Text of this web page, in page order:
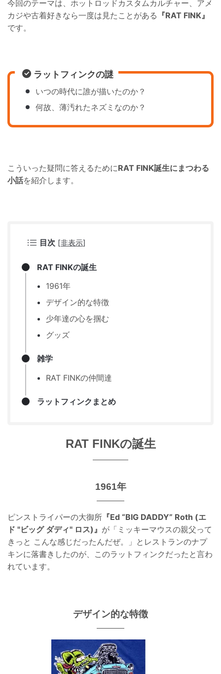
今回のテーマは、ホットロッドカスタムカルチャー、アメ
カジや古着好きなら一度は見たことがある 『RAT FINK』
です。
ラットフィンクの謎
いつの時代に誰が描いたのか？
何故、薄汚れたネズミなのか？
こういった疑問に答えるためにRAT FINK誕生にまつわる
小話を紹介します。
目次 [非表示]
RAT FINKの誕生
1961年
デザイン的な特徴
少年達の心を掴む
グッズ
雑学
RAT FINKの仲間達
ラットフィンクまとめ
RAT FINKの誕生
1961年
ピンストライパーの大御所 『Ed “BIG DADDY” Roth (エ
ド "ビッグ ダディ" ロス)』 が「ミッキーマウスの親父って
きっと こんな感じだったんだぜ。」とレストランのナプ
キンに落書きしたのが、このラットフィンクだったと言わ
れています。
デザイン的な特徴